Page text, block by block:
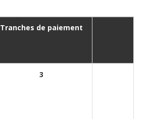
Tranches de paiement
3